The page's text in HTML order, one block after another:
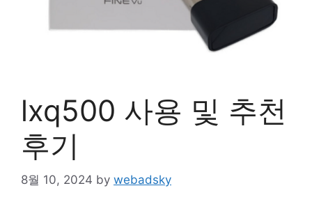
lxq500 사용 및 추천
후기
8월 10, 2024 by webadsky